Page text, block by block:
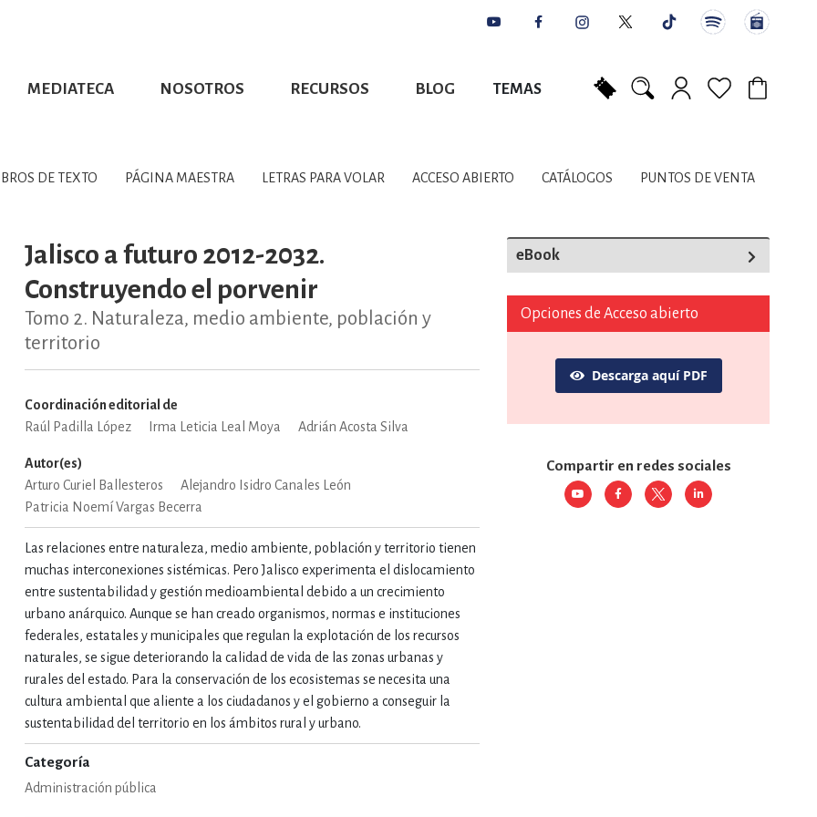
MEDIATECA NOSOTROS RECURSOS BLOG TEMAS
LITERATURA Y ESTUDIOS LITERARIOS
GEOGRAFÍA, MEDIOAMBIENTE, PLANIFICACIÓN
COMPUTACIÓN E INFORMÁTICA
Y MATERIAS INTERDISCIPLINARES
DE OCIO AL AIRE LIBRE DERECHO
FINANZAS, EMPRESA Y GESTIÓN
AFICIONES Y OCIO FICCIÓN Y TEMAS AFINES
RELIGIÓN HISTORIA Y ARQUEOLOGÍA
Y DIDÁCTICOS
DE TEXTO PÁGINA MAESTRA LETRAS PARA VOLAR ACCESO ABIERTO CATÁLOGOS PUNTOS DE VENTA
Jalisco a futuro 2012-2032.
Construyendo el porvenir
Tomo 2. Naturaleza, medio ambiente, población y
territorio
Coordinación editorial de
Raúl Padilla López
Irma Leticia Leal Moya Adrián Acosta Silva
Autor(es)
Arturo Curiel Ballesteros
Alejandro Isidro Canales León
Patricia Noemí Vargas Becerra
Las relaciones entre naturaleza, medio ambiente, población y territorio tienen
muchas interconexiones sistémicas. Pero Jalisco experimenta el dislocamiento
entre sustentabilidad y gestión medioambiental debido a un crecimiento
urbano anárquico. Aunque se han creado organismos, normas e instituciones
federales, estatales y municipales que regulan la explotación de los recursos
naturales, se sigue deteriorando la calidad de vida de las zonas urbanas y
rurales del estado. Para la conservación de los ecosistemas se necesita una
cultura ambiental que aliente a los ciudadanos y el gobierno a conseguir la
sustentabilidad del territorio en los ámbitos rural y urbano.
Categoría
Administración pública
eBook
Opciones de Acceso abierto
Descarga aquí PDF
Compartir en redes sociales